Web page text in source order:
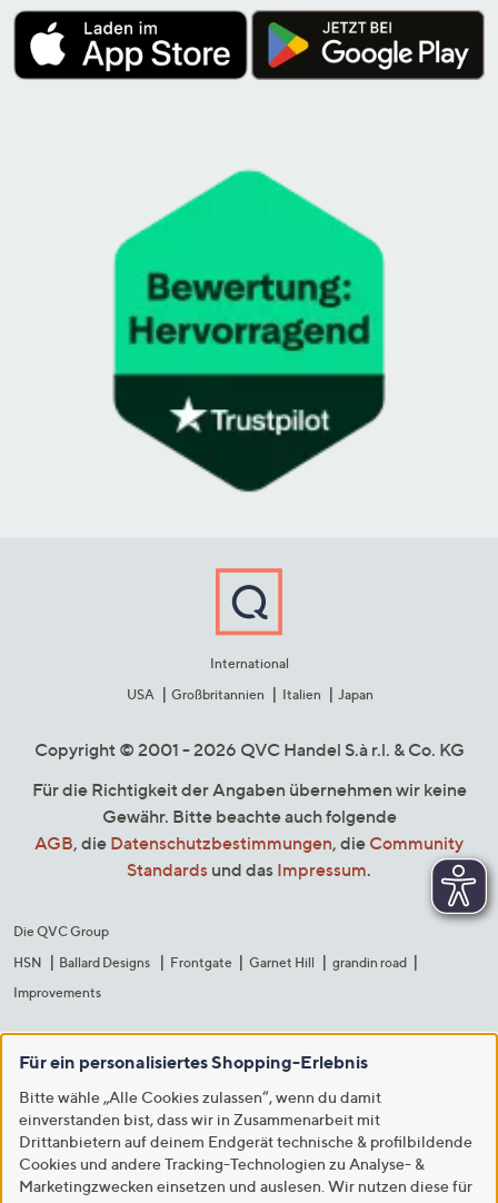
International
USA
Großbritannien Italien Japan
Copyright © 2001 - 2026 QVC Handel S.à r.l. & Co. KG
Für die Richtigkeit der Angaben übernehmen wir keine
Gewähr. Bitte beachte auch folgende
AGB, die Datenschutzbestimmungen, die Community
Standards und das Impressum.
Die QVC Group
HSN
Ballard Designs Frontgate Garnet Hill
grandin road
Improvements
Für ein personalisiertes Shopping-Erlebnis
Bitte wähle „Alle Cookies zulassen“, wenn du damit
einverstanden bist, dass wir in Zusammenarbeit mit
Drittanbietern auf deinem Endgerät technische & profilbildende
Cookies und andere Tracking-Technologien zu Analyse- &
Marketingzwecken einsetzen und auslesen. Wir nutzen diese für